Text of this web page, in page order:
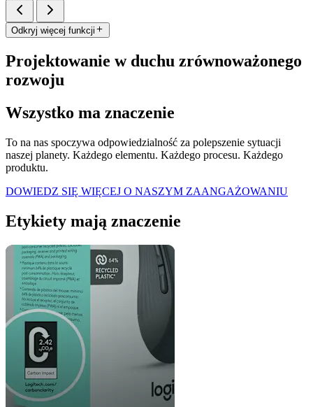
Odkryj więcej funkcji
Projektowanie w duchu zrównoważonego
rozwoju
Wszystko ma znaczenie
To na nas spoczywa odpowiedzialność za polepszenie sytuacji
naszej planety. Każdego elementu. Każdego procesu. Każdego
produktu.
DOWIEDZ SIĘ WIĘCEJ O NASZYM ZAANGAŻOWANIU
Etykiety mają znaczenie